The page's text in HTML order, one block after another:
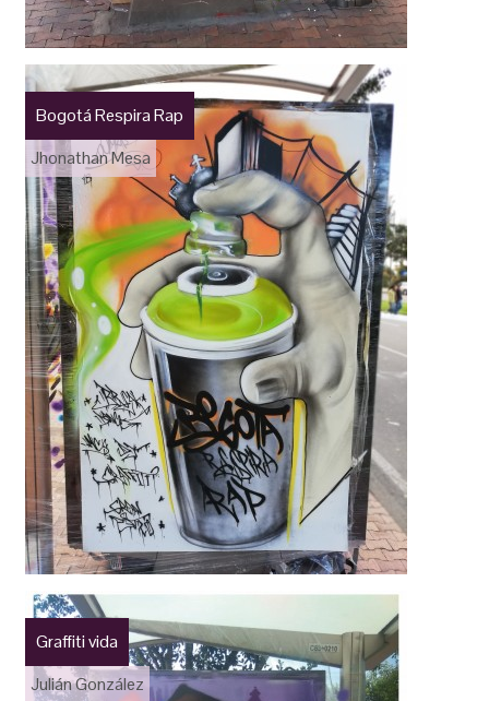
Bogotá Respira Rap
Jhonathan Mesa
Graffiti vida
Julián González